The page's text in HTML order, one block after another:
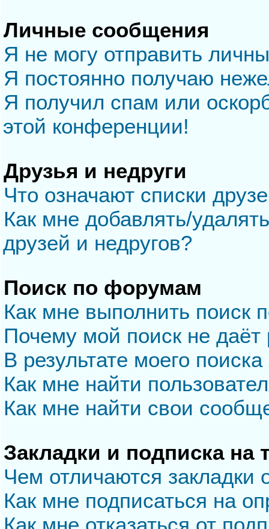
Личные сообщения
Я не могу отправить
Я постоянно получаю
Я получил спам или
этой конференции!
Друзья и недруги
Что означают списки
Как мне добавлять/
друзей и недругов?
Поиск по форумам
Как мне выполнить
Почему мой поиск не даёт
В результате моего
Как мне найти
Как мне найти свои
Закладки и подписка на
Чем отличаются закладки
Как мне подписаться на